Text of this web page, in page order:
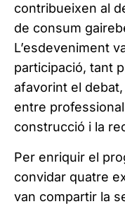
contribueixen al
de consum
L’esdeveniment
participació, tant
afavorint el
entre
construcció i la
Per enriquir el
convidar quatre
van compartir la